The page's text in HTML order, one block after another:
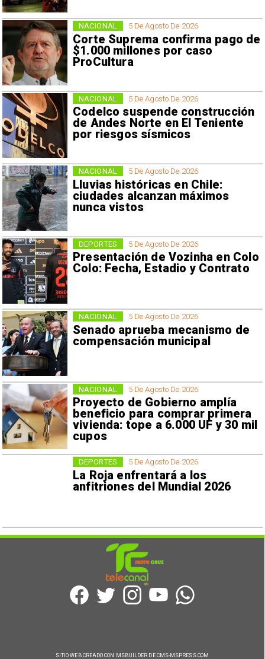
5 De Agosto De 2026
Corte Suprema confirma pago de
$1.000 millones por caso
ProCultura
NACIONAL
5 De Agosto De 2026
Codelco suspende construcción
de Andes Norte en El Teniente
por riesgos sísmicos
NACIONAL
5 De Agosto De 2026
Lluvias históricas en Chile:
ciudades alcanzan máximos
nunca vistos
NACIONAL
5 De Agosto De 2026
Presentación de Vozinha en Colo
Colo: Fecha, Estadio y Contrato
DEPORTES
5 De Agosto De 2026
Senado aprueba mecanismo de
compensación municipal
NACIONAL
5 De Agosto De 2026
Proyecto de Gobierno amplía
beneficio para comprar primera
vivienda: tope a 6.000 UF y 30 mil
cupos
NACIONAL
5 De Agosto De 2026
La Roja enfrentará a los
anfitriones del Mundial 2026
DEPORTES
SITIO WEB CREADO CON MSBUILDER DE CMS-MSPRESS.COM